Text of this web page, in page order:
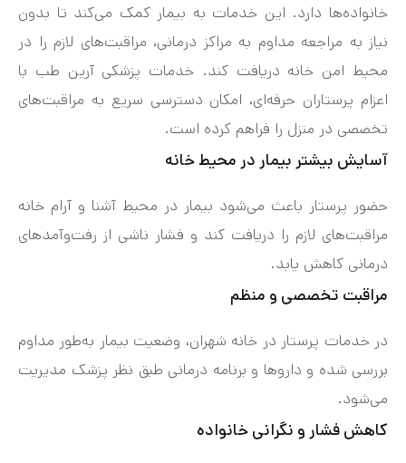
خانواده‌ها دارد. این خدمات به بیمار کمک می‌کند تا بدون
نیاز به مراجعه مداوم به مراکز درمانی، مراقبت‌های لازم را در
محیط امن خانه دریافت کند. خدمات پزشکی آرین طب با
اعزام پرستاران حرفه‌ای، امکان دسترسی سریع به مراقبت‌های
تخصصی در منزل را فراهم کرده است.
آسایش بیشتر بیمار در محیط خانه
حضور پرستار باعث می‌شود بیمار در محیط آشنا و آرام خانه
مراقبت‌های لازم را دریافت کند و فشار ناشی از رفت‌وآمدهای
درمانی کاهش یابد.
مراقبت تخصصی و منظم
در خدمات پرستار در خانه شهران، وضعیت بیمار به‌طور مداوم
بررسی شده و داروها و برنامه درمانی طبق نظر پزشک مدیریت
می‌شود.
کاهش فشار و نگرانی خانواده